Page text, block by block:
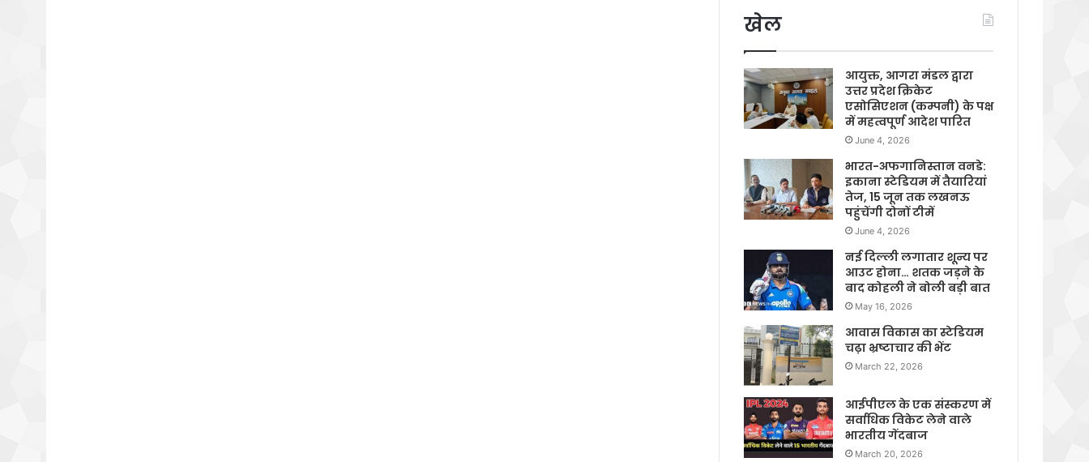
खेल
आयुक्त, आगरा मंडल द्वारा
उत्तर प्रदेश क्रिकेट
एसोसिएशन (कम्पनी) के पक्ष
में महत्वपूर्ण आदेश पारित
June 4, 2026
भारत-अफगानिस्तान वनडे:
इकाना स्टेडियम में तैयारियां
तेज, 15 जून तक लखनऊ
पहुंचेंगी दोनों टीमें
June 4, 2026
नई दिल्ली लगातार शून्य पर
आउट होना… शतक जड़ने के
बाद कोहली ने बोली बड़ी बात
May 16, 2026
आवास विकास का स्टेडियम
चढ़ा भ्रष्टाचार की भेंट
March 22, 2026
आईपीएल के एक संस्करण में
सर्वाधिक विकेट लेने वाले
भारतीय गेंदबाज
March 20, 2026